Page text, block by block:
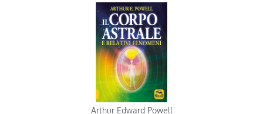
Arthur Edward Powell